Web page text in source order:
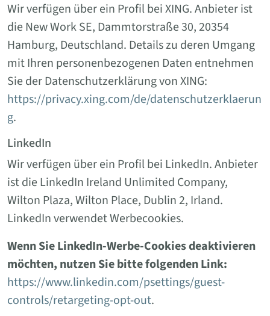
Wir verfügen über ein Profil bei XING. Anbieter ist
die New Work SE, Dammtorstraße 30, 20354
Hamburg, Deutschland. Details zu deren Umgang
mit Ihren personenbezogenen Daten entnehmen
Sie der Datenschutzerklärung von XING:
https://privacy.xing.com/de/datenschutzerklaerun
g.
LinkedIn
Wir verfügen über ein Profil bei LinkedIn. Anbieter
ist die LinkedIn Ireland Unlimited Company,
Wilton Plaza, Wilton Place, Dublin 2, Irland.
LinkedIn verwendet Werbecookies.
Wenn Sie LinkedIn-Werbe-Cookies deaktivieren
möchten, nutzen Sie bitte folgenden Link:
https://www.linkedin.com/psettings/guest-
controls/retargeting-opt-out.